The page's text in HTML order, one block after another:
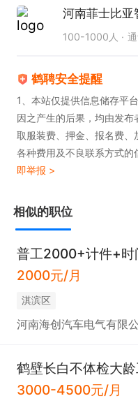
河南菲士比亚
100-1000人
鹤聘安全提醒
1、本站仅提供信息储存平
因之产生的后果，均由发
取服装费、押金、报名费
各种费用及不良联系方式的
即举报 >
相似的职位
普工2000+计件+时
2000元/月
淇滨区
河南海创汽车电气有限
鹤壁长白不体检大
3000-4500元/月